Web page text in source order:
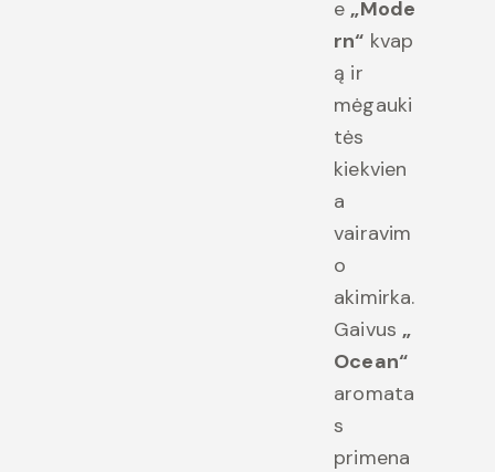
e„Mode
rn“ kvap
ą ir
mėgauki
tės
kiekvien
a
vairavim
o
akimirka.
Gaivus „
Ocean“
aromata
s
primena